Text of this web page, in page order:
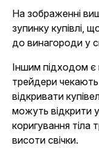
На зображенні
зупинку купівлі,
до винагороди у
Іншим підходом є
трейдери
відкривати
можуть відкрити
коригування тіла
висоти свічки.